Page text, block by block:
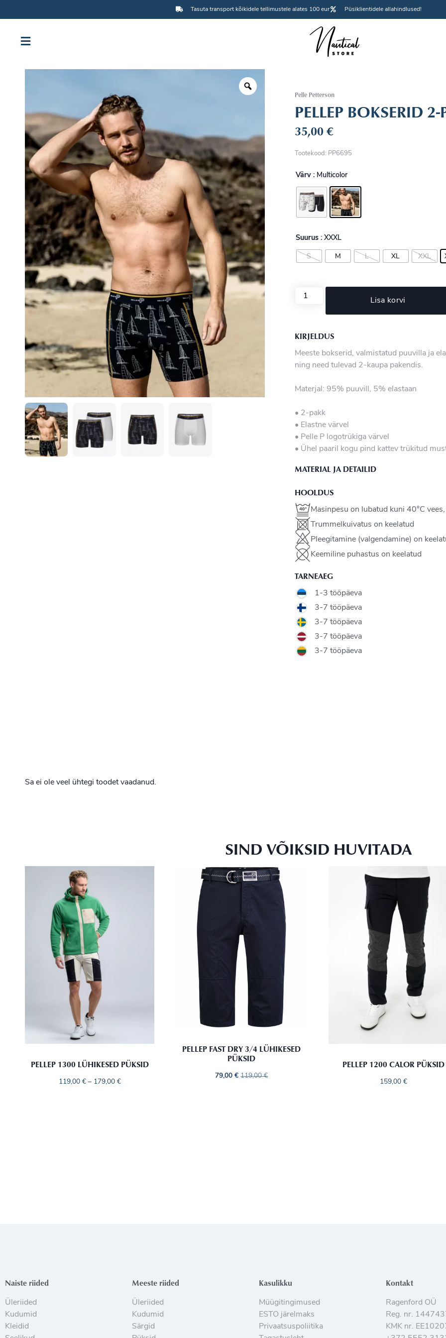
Tasuta transport kõikidele tellimustele alates 100 eur Püsiklientidele allahindlused!
Pelle Petterson
PELLEP BOKSERID 2-
35,00€
Tootekood: PP6695
Värv : Multicolor
Suurus : XXXL
S M L XL XXL
Lisa korvi
KIRJELDUS
Meeste bokserid, valmistatud puuvilla ja
ning need tulevad 2-kaupa pakendis.
Materjal: 95% puuvill, 5% elastaan
• 2-pakk
• Elastne värvel
• Pelle P logotrükiga värvel
• Ühel paaril kogu pind kattev trükitud
MATERIAL JA DETAILID
HOOLDUS
Masinpesu on lubatud kuni 40°C
Trummelkuivatus on keelatud
Pleegitamine (valgendamine) on
Keemiline puhastus on keelatud
TARNEAEG
1-3 tööpäeva
3-7 tööpäeva
3-7 tööpäeva
3-7 tööpäeva
3-7 tööpäeva
Sa ei ole veel ühtegi toodet vaadanud.
SIND VÕIKSID HUVITADA
PELLEP 1300 LÜHIKESED PÜKSID
119,00 € – 179,00 €
PELLEP FAST DRY 3/4 LÜHIKESED
PÜKSID
79,00€ 119,00€
PELLEP 1200 CALOR PÜKSID
159,00 €
Naiste riided
Üleriided
Kudumid
Kleidid
Meeste riided
Üleriided
Kudumid
Särgid
Kasulikku
Müügitingimused
ESTO järelmaks
Privaatsuspoliitika
Kontakt
Ragenford OÜ
Reg. nr.
KMK nr.